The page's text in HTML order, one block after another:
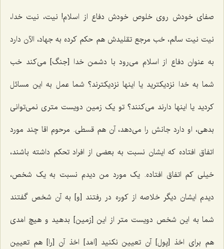
صفای خودش روی خلوص خودش دفاع از اسلام! نیت، نیت خدا،
نیت نیت سالم، خب مرجع تقلیدش هم حکم کرده به جهاد، الآن دارد
به عنوان دفاع از اسلام می‌رود با دشمن خدا [جنگ‌] می‌کند خب
شما به خدا نزدیکترید یا اینها نزدیکترند؟ شما عمل به این مسائل
کردید یا اینها دارند می‌کنند؟ تو یک زمین دویست متری نمی‌توانی
بدهی، او دارد جانش را می‌دهد، آن هم قسطی. مرحوم اقا چند مورد
اتفاق افتاده که ایشان نسبت به بعضی از افراد تحکم داشته باشند،
خیلی کم اتفاق افتاده. یک مورد من دیدم نسبت به یک شخص،
دیدم ایشان دیگر خلاصه از کوره در رفتند [و] به آن شخص گفتند
شما به این شخص دویست متر از این [زمین‌] بدهید و هیچ امَدی
هم برای اخذ [پول‌] آن تعیین نکنید [امَد] اخذ آن [را] هم تعیین